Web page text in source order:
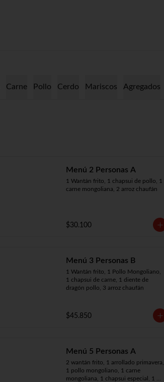
Carne Pollo Cerdo Mariscos Agregados
Menú 2 Personas A
1 Wantán frito, 1 chapsui de pollo, 1
carne mongoliana, 2 arroz chaufán
$30.100
Menú 3 Personas B
1 Wantán frito, 1 Pollo Mongoliano,
1 chapsui de carne, 1 diente de
dragón pollo, 3 arroz chaufán
$45.850
Menú 5 Personas A
2 wantán frito, 1 arrollado primavera,
1 pollo mongoliano, 1 carne
mongoliana, 1 chapsui especial, 1